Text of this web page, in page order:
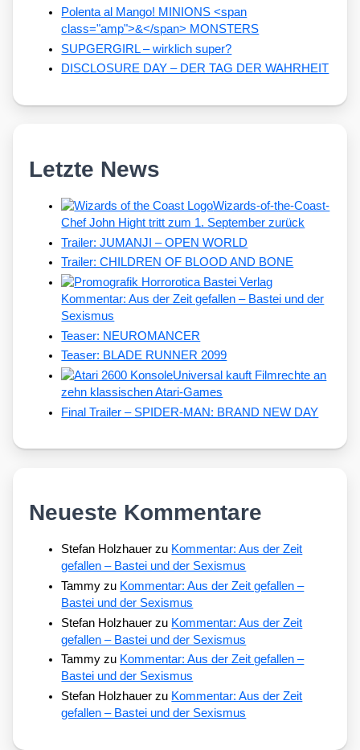
Polenta al Mango! MINIONS <span
class="amp">&</span> MONSTERS
SUPGERGIRL – wirklich super?
DISCLOSURE DAY – DER TAG DER WAHRHEIT
Letzte News
Wizards-of-the-Coast-
Chef John Hight tritt zum 1. September zurück
Trailer: JUMANJI – OPEN WORLD
Trailer: CHILDREN OF BLOOD AND BONE
Kommentar: Aus der Zeit gefallen – Bastei und der
Sexismus
Teaser: NEUROMANCER
Teaser: BLADE RUNNER 2099
Universal kauft Filmrechte an
zehn klassischen Atari-Games
Final Trailer – SPIDER-MAN: BRAND NEW DAY
Neueste Kommentare
Stefan Holzhauer zu Kommentar: Aus der Zeit
gefallen – Bastei und der Sexismus
Tammy zu Kommentar: Aus der Zeit gefallen –
Bastei und der Sexismus
Stefan Holzhauer zu Kommentar: Aus der Zeit
gefallen – Bastei und der Sexismus
Tammy zu Kommentar: Aus der Zeit gefallen –
Bastei und der Sexismus
Stefan Holzhauer zu Kommentar: Aus der Zeit
gefallen – Bastei und der Sexismus